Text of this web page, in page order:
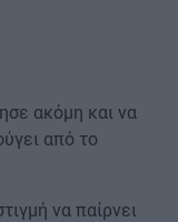
ακόμη και να
από το
να παίρνει